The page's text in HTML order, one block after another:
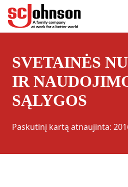
(Opens in a new tab)
SVETAINĖS
IR
SĄLYGOS
Paskutinį kartą atnaujinta: